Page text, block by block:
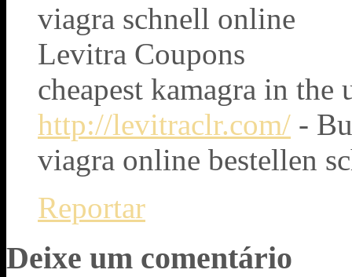
viagra schnell online
Levitra Coupons
cheapest kamagra in the
http://levitraclr.com/ -
viagra online bestellen
Reportar
Deixe um comentário